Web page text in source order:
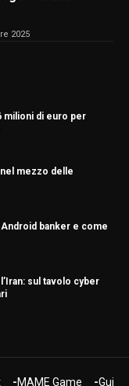
2025
milioni di euro per
mezzo delle
Android banker e come
sul tavolo cyber
MAME Game Guide